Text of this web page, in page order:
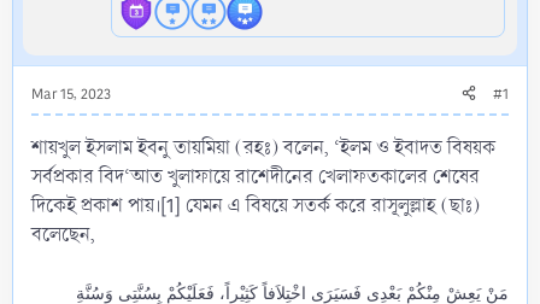
Mar 15, 2023 #1
শায়খুল ইসলাম ইবনু তায়মিয়া (রহঃ) বলেন, ‘ইলম ও ইবাদত বিষয়ক
সর্বপ্রকার বিদ‘আত খুলাফায়ে রাশেদীনের খেলাফতকালের শেষের
দিকেই প্রকাশ পায়।[1] যেমন এ বিষয়ে সতর্ক করে রাসূলুল্লাহ (ছাঃ)
বলেছেন,
مَنْ يَعِشْ مِنْكُمْ بَعْدِى فَسَيَرَى اخْتِلاَفاً كَثِيْراً، فَعَلَيْكُمْ بِسُنَّتِى وَسُنَّةِ